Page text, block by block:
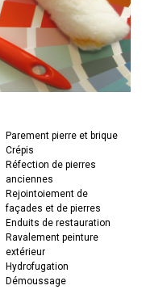
Parement pierre et brique
Crépis
Réfection de pierres
anciennes
Rejointoiement de
façades et de pierres
Enduits de restauration
Ravalement peinture
extérieur
Hydrofugation
Démoussage